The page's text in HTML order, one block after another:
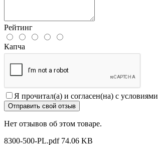
Рейтинг
Капча
Я прочитал(а) и согласен(на) с условиями
Отправить свой отзыв
Нет отзывов об этом товаре.
8300-500-PL.pdf 74.06 KB